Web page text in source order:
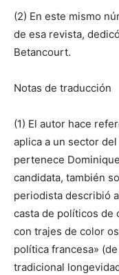
(2) En este mismo
de esa revista,
Betancourt.
Notas de traducción
(1) El autor hace
aplica a un sector
pertenece
candidata, también
periodista describió
casta de políticos de
con trajes de color
política francesa»
tradicional